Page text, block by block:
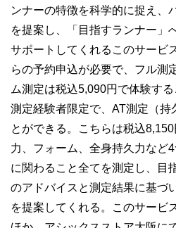
ンナーの特徴を科学的に捉え、
を提案し、「目指すランナー」
サポートしてくれるこのサービ
らの予約申込が必要で、フル測
ム測定は税込5,090円で体験す
測定経験者限定で、AT測定（持
とができる。こちらは税込
力、フォーム、全身持久力など
に関わること全てを測定し、目
のアドバイスと測定結果に基づ
を提案してくれる。このサービ